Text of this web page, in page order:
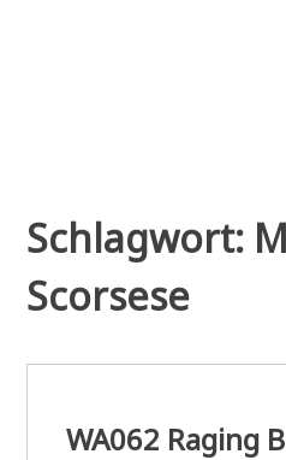
Schlagwort:
Scorsese
WA062 Raging